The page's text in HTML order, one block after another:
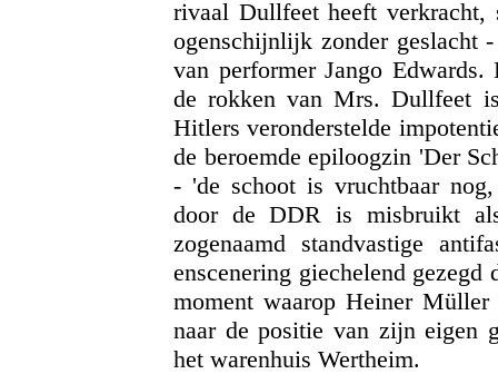
rivaal Dullfeet heeft verkracht,
ogenschijnlijk zonder geslacht
van performer Jango
de rokken van Mrs. Dullfeet
Hitlers veronderstelde
de beroemde epiloogzin 'Der
- 'de schoot is vruchtbaar
door de DDR is misbruikt
zogenaamd standvastige
enscenering giechelend
moment waarop Heiner Müller
naar de positie van zijn eigen
het warenhuis Wertheim.